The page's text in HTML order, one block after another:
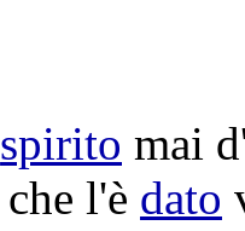
spirito mai
che l'è dato